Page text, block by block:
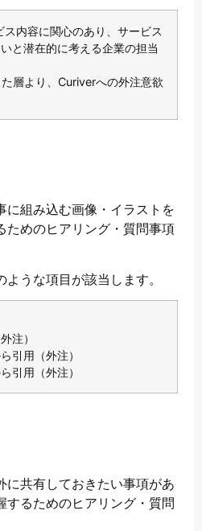
内容に関心のあり、サービス
と潜在的に考える企業の担当
層より、Curiverへの外注意欲
に組み込む画像・イラストを
ためのヒアリング・質問事項
うな項目が該当します。
注）
引用（外注）
引用（外注）
に共有しておきたい事項があ
するためのヒアリング・質問